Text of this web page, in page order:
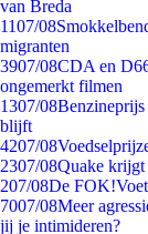
van Breda
1107/08
migranten
3907/08CDA en
ongemerkt filmen
1307/08Benzineprijs
blijft
4207/08
2307/08Quake krijgt
207/08De
7007/08Meer
jij je intimideren?